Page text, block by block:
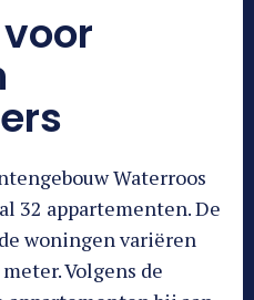
Waterroos
32 appartementen. De
woningen variëren
Volgens de